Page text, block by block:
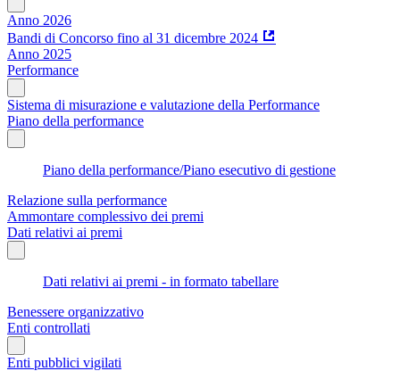
Anno 2026
Bandi di Concorso fino al 31 dicembre 2024
Anno 2025
Performance
Sistema di misurazione e valutazione della Performance
Piano della performance
Piano della performance/Piano esecutivo di gestione
Relazione sulla performance
Ammontare complessivo dei premi
Dati relativi ai premi
Dati relativi ai premi - in formato tabellare
Benessere organizzativo
Enti controllati
Enti pubblici vigilati